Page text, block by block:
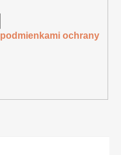
podmienkami ochrany